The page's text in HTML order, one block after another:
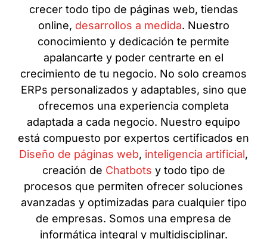
crecer todo tipo de páginas web, tiendas
online, desarrollos a medida. Nuestro
conocimiento y dedicación te permite
apalancarte y poder centrarte en el
crecimiento de tu negocio. No solo creamos
ERPs personalizados y adaptables, sino que
ofrecemos una experiencia completa
adaptada a cada negocio. Nuestro equipo
está compuesto por expertos certificados en
Diseño de páginas web, inteligencia artificial,
creación de Chatbots y todo tipo de
procesos que permiten ofrecer soluciones
avanzadas y optimizadas para cualquier tipo
de empresas. Somos una empresa de
informática integral y multidisciplinar.